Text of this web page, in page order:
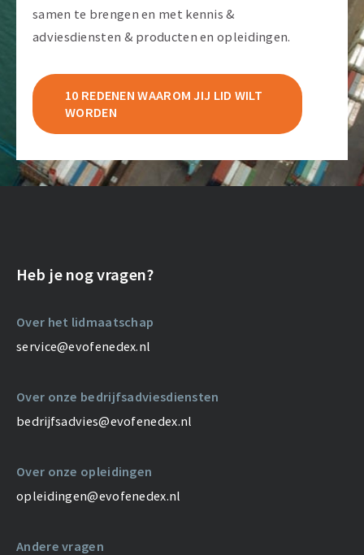
samen te brengen en met kennis &
adviesdiensten & producten en opleidingen.
10 REDENEN WAAROM JIJ LID WILT
WORDEN
Heb je nog vragen?
Over het lidmaatschap
service@evofenedex.nl
Over onze bedrijfsadviesdiensten
bedrijfsadvies@evofenedex.nl
Over onze opleidingen
opleidingen@evofenedex.nl
Andere vragen